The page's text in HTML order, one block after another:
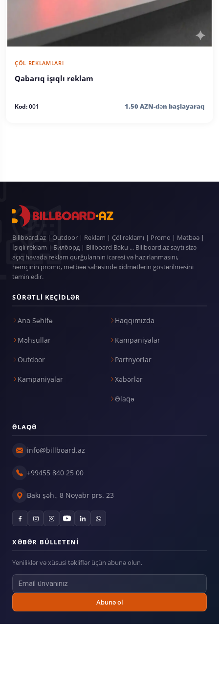
ÇÖL REKLAMLARI
Qabarıq işıqlı reklam
Kod:001 1.50 AZN-dən başlayaraq
Billboard.az | Outdoor | Reklam | Çöl reklamı | Promo | Mətbəə |
İşıqlı reklam | Билборд | Billboard Baku ... Billboard.az saytı sizə
açıq havada reklam qurğularının icarəsi və hazırlanmasını,
həmçinin promo, mətbəə sahəsində xidmətlərin göstərilməsini
təmin edir.
SÜRƏTLI KEÇIDLƏR
Ana Səhifə
Məhsullar
Outdoor
Kampaniyalar
Haqqımızda
Kampaniyalar
Partnyorlar
Xəbərlər
Əlaqə
ƏLAQƏ
info@billboard.az
+99455 840 25 00
Bakı şəh., 8 Noyabr prs. 23
XƏBƏR BÜLLETENI
Yeniliklər və xüsusi təkliflər üçün abunə olun.
Abunə ol